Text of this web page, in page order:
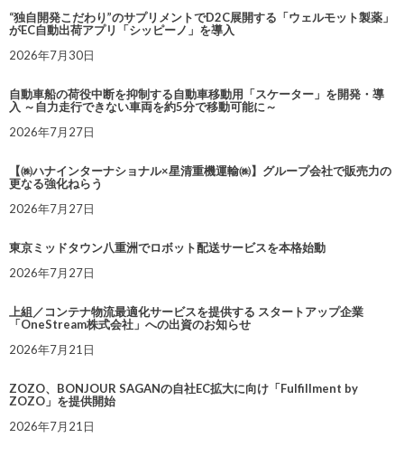
“独自開発こだわり”のサプリメントでD2C展開する「ウェルモット製薬」
がEC自動出荷アプリ「シッピーノ」を導入
2026年7月30日
自動車船の荷役中断を抑制する自動車移動用「スケーター」を開発・導
入 ～自力走行できない車両を約5分で移動可能に～
2026年7月27日
【㈱ハナインターナショナル×星清重機運輸㈱】グループ会社で販売力の
更なる強化ねらう
2026年7月27日
東京ミッドタウン八重洲でロボット配送サービスを本格始動
2026年7月27日
上組／コンテナ物流最適化サービスを提供する スタートアップ企業
「OneStream株式会社」への出資のお知らせ
2026年7月21日
ZOZO、BONJOUR SAGANの自社EC拡大に向け「Fulfillment by
ZOZO」を提供開始
2026年7月21日